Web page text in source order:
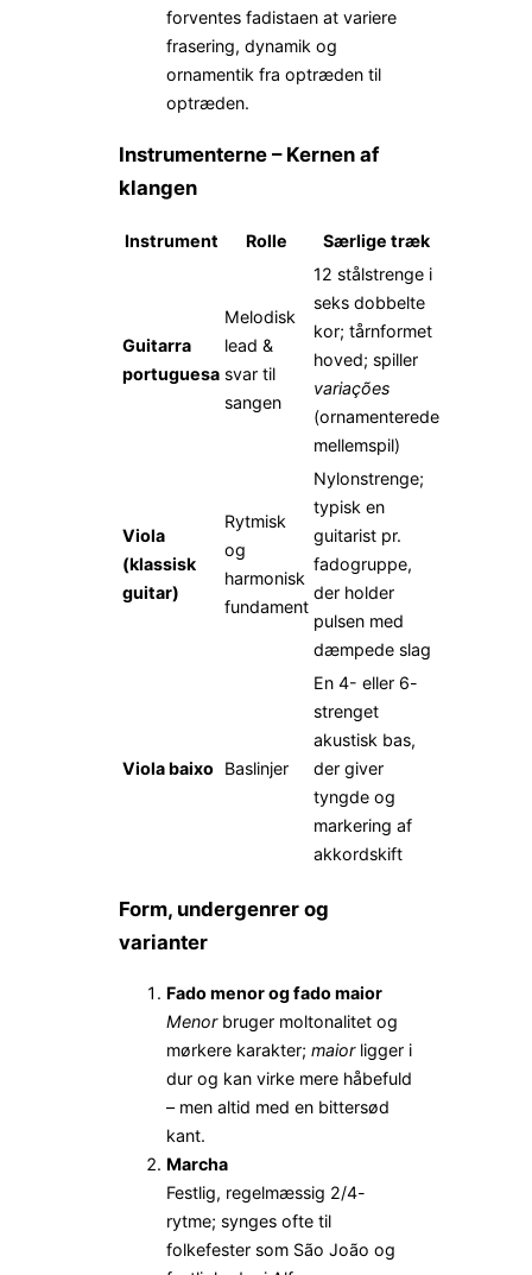
forventes fadistaen at variere
frasering, dynamik og
ornamentik fra optræden til
optræden.
Instrumenterne – Kernen af
klangen
Instrument Rolle Særlige træk
Guitarra
portuguesa
Melodisk
lead &
svar til
sangen
12 stålstrenge i
seks dobbelte
kor; tårnformet
hoved; spiller
variações
(ornamenterede
mellemspil)
Viola
(klassisk
guitar)
Rytmisk
og
harmonisk
fundament
Nylonstrenge;
typisk en
guitarist pr.
fadogruppe,
der holder
pulsen med
dæmpede slag
Viola baixo Baslinjer
En 4- eller 6-
strenget
akustisk bas,
der giver
tyngde og
markering af
akkordskift
Form, undergenrer og
varianter
Fado menor og fado maior
Menorbruger moltonalitet og
mørkere karakter; maiorligger i
dur og kan virke mere håbefuld
– men altid med en bittersød
kant.
Marcha
Festlig, regelmæssig 2/4-
rytme; synges ofte til
folkefester som São João og